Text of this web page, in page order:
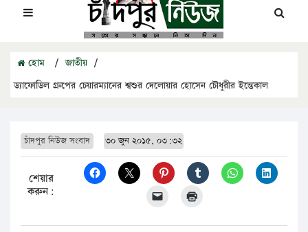
হোম / জাতীয় /
ড্যাফোডিল গ্রুপের চেয়ারম্যানের শ্বশুর দেলোয়ার হোসেন চৌধুরীর ইন্তেকাল
চাঁদপুর নিউজ সংবাদ ৩০ জুন ২০১৫, ০৩:৩২
শেয়ার
করুন: